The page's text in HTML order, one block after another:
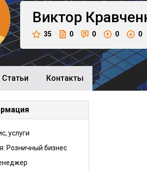
Виктор
35 0 0 0 0
Cтатьи Контакты
услуги
Розничный бизнес